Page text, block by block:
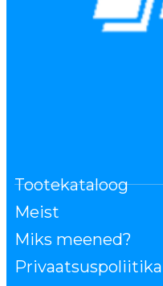
Tootekataloog
Meist
Miks meened?
Privaatsuspoliitika